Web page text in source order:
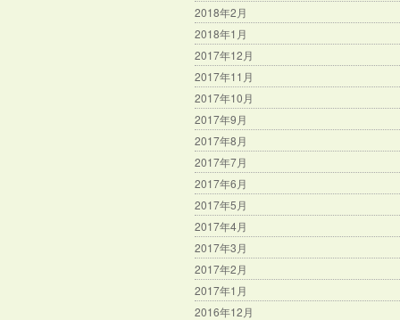
2018年2月
2018年1月
2017年12月
2017年11月
2017年10月
2017年9月
2017年8月
2017年7月
2017年6月
2017年5月
2017年4月
2017年3月
2017年2月
2017年1月
2016年12月